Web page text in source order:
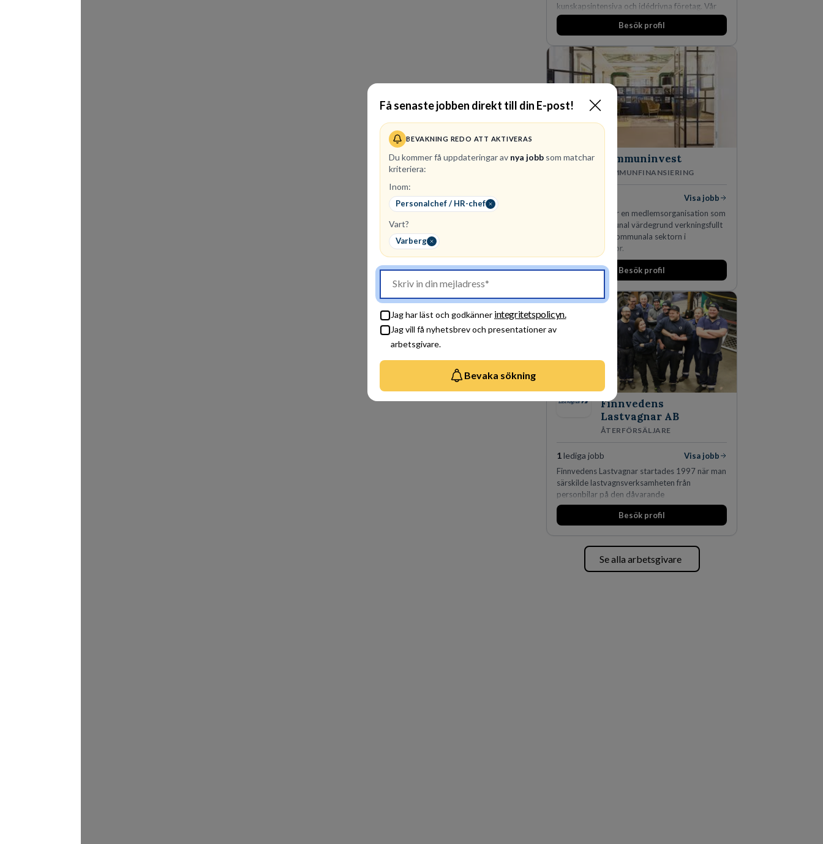
Få senaste jobben direkt till din E-post!
BEVAKNING REDO ATT AKTIVERAS
Du kommer få uppdateringar av nya jobb som matchar
kriteriera:
Inom:
Personalchef / HR-chef
Vart?
Varberg
Jag har läst och godkänner integritetspolicyn.
Jag vill få nyhetsbrev och presentationer av
arbetsgivare.
Bevaka sökning
kunskapsintensiva och idédrivna företag. Vår
expertis inom IP-tillgångar har gett oss en
marknadsledande position. Våra klienter väljer
skydda, utveckla och kommersialisera
företagets viktigaste tillgångar.
Besök profil
Kommuninvest
KOMMUNFINANSIERING
Visa jobb
Kommuninvest är en medlemsorganisation som
utifrån en kommunal värdegrund verkningsfullt
företräder den kommunala sektorn i
finansieringsfrågor.
Besök profil
Finnvedens
Lastvagnar AB
ÅTERFÖRSÄLJARE
1lediga jobb
Visa jobb
Finnvedens Lastvagnar startades 1997 när man
särskilde lastvagnsverksamheten från
personbilar på den dåvarande
huvudanläggningen i Värnamo. Sedan dess har
man expanderat kraftigt genom ett antal
Lastvagnar och finns representerade på 20
orter i södra Sverige.
Besök profil
Se alla arbetsgivare